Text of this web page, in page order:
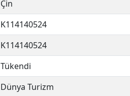
Çin
K114140524
K114140524
Tükendi
Dünya Turizm